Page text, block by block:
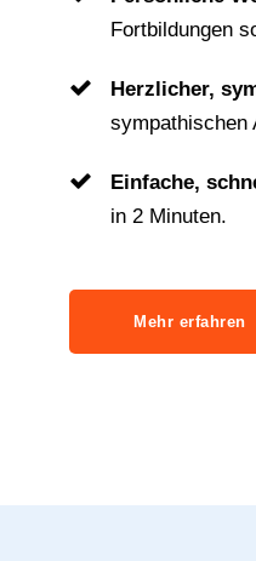
Fortbildungen
Herzlicher,
sympathischen
Einfache,
in 2 Minuten.
Mehr erfahren